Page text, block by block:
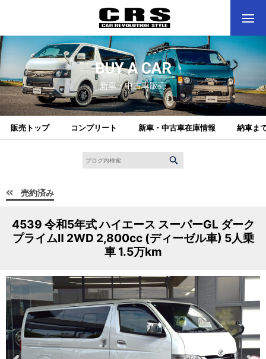
BUY A CAR
新車・中古車販売
販売トップ コンプリート 新車・中古車在庫情報 納車ま
売約済み
4539 令和5年式 ハイエース スーパーGL ダーク
プライムⅡ 2WD 2,800cc (ディーゼル車) 5人乗
車 1.5万km